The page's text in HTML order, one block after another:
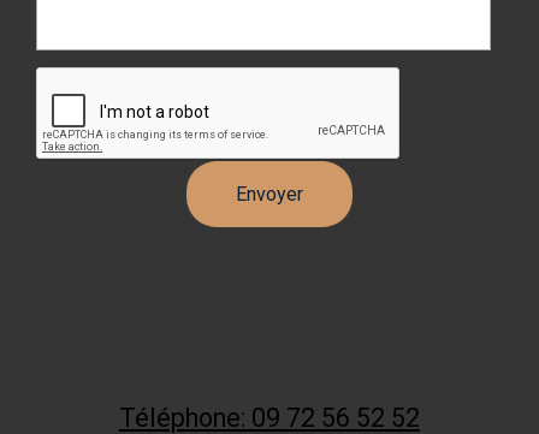
Téléphone: 09 72 56 52 52